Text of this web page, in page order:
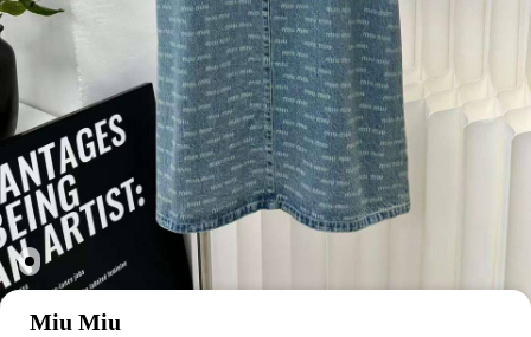
Miu Miu